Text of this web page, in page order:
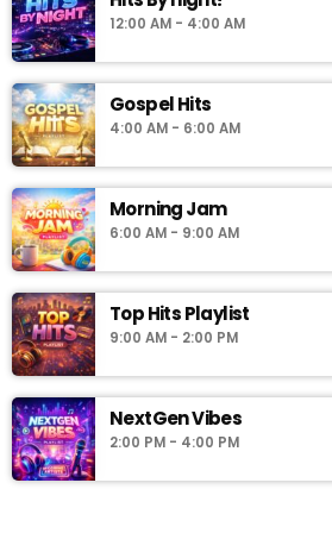
12:00 AM - 4:00 AM
Gospel Hits
4:00 AM - 6:00 AM
Morning Jam
6:00 AM - 9:00 AM
Top Hits Playlist
9:00 AM - 2:00 PM
NextGen Vibes
2:00 PM - 4:00 PM